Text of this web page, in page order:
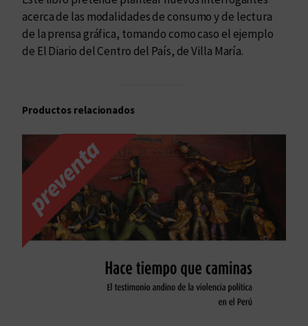
acerca de las modalidades de consumo y de lectura
de la prensa gráfica, tomando como caso el ejemplo
de El Diario del Centro del País, de Villa María.
Productos relacionados